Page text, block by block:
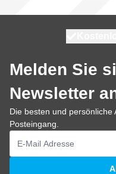
Melden Sie
Newsletter
Die besten und persönliche
Posteingang.
E-Mailadresse